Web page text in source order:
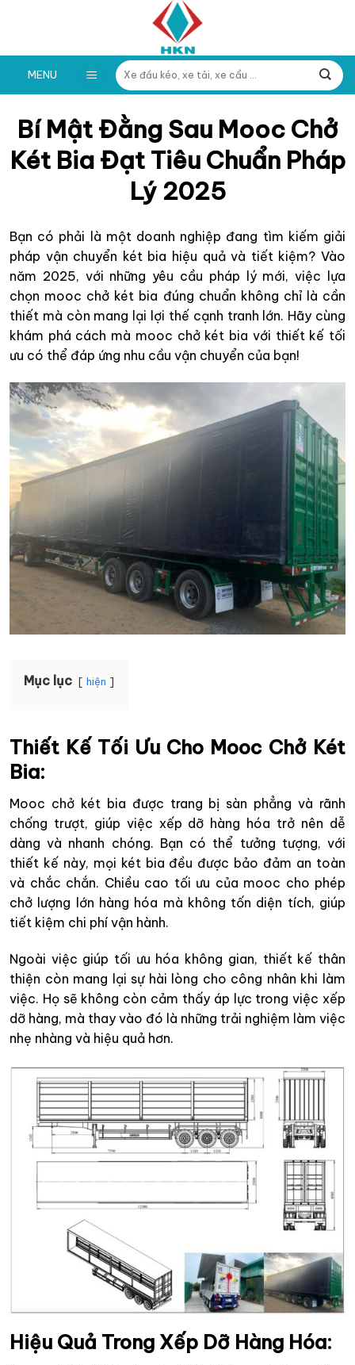
MENU
Tìm
kiếm:
Bí Mật Đằng Sau Mooc Chở
Két Bia Đạt Tiêu Chuẩn Pháp
Lý 2025
Bạn có phải là một doanh nghiệp đang tìm kiếm giải
pháp vận chuyển két bia hiệu quả và tiết kiệm? Vào
năm 2025, với những yêu cầu pháp lý mới, việc lựa
chọn mooc chở két bia đúng chuẩn không chỉ là cần
thiết mà còn mang lại lợi thế cạnh tranh lớn. Hãy cùng
khám phá cách mà mooc chở két bia với thiết kế tối
ưu có thể đáp ứng nhu cầu vận chuyển của bạn!
Mục lục hiện
Thiết Kế Tối Ưu Cho Mooc Chở Két
Bia:
Mooc chở két bia được trang bị sàn phẳng và rãnh
chống trượt, giúp việc xếp dỡ hàng hóa trở nên dễ
dàng và nhanh chóng. Bạn có thể tưởng tượng, với
thiết kế này, mọi két bia đều được bảo đảm an toàn
và chắc chắn. Chiều cao tối ưu của mooc cho phép
chở lượng lớn hàng hóa mà không tốn diện tích, giúp
tiết kiệm chi phí vận hành.
Ngoài việc giúp tối ưu hóa không gian, thiết kế thân
thiện còn mang lại sự hài lòng cho công nhân khi làm
việc. Họ sẽ không còn cảm thấy áp lực trong việc xếp
dỡ hàng, mà thay vào đó là những trải nghiệm làm việc
nhẹ nhàng và hiệu quả hơn.
Hiệu Quả Trong Xếp Dỡ Hàng Hóa: